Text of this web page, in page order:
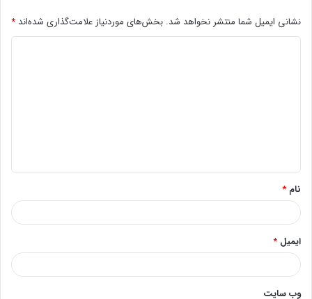
نشانی ایمیل شما منتشر نخواهد شد. بخش‌های موردنیاز علامت‌گذاری شده‌اند *
*
نام *
ایمیل *
وب‌ سایت